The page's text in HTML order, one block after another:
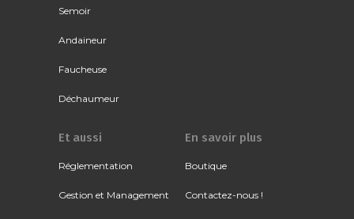
Semoir
Andaineur
Faucheuse
Déchaumeur
Et aussi
Réglementation
Gestion et Management
En savoir plus
Boutique
Contactez-nous !